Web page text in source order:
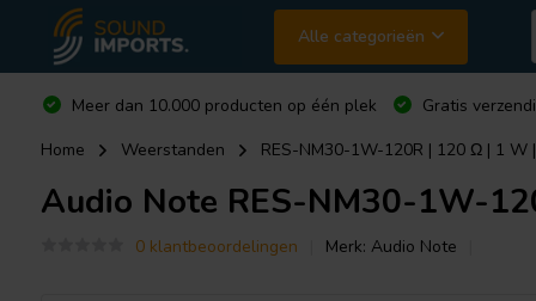
Alle categorieën
Meer dan 10.000 producten op één plek
Gratis
Home
Weerstanden RES-NM30-1W-120R | 120 Ω | 1
Audio Note RES-NM30-1W-
0 klantbeoordelingen Merk: Audio Note